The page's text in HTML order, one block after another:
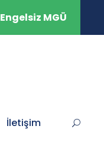
Engelsiz MGÜ
İletişim